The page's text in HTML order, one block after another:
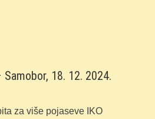
18. 12. 2024.
za više pojaseve IKO